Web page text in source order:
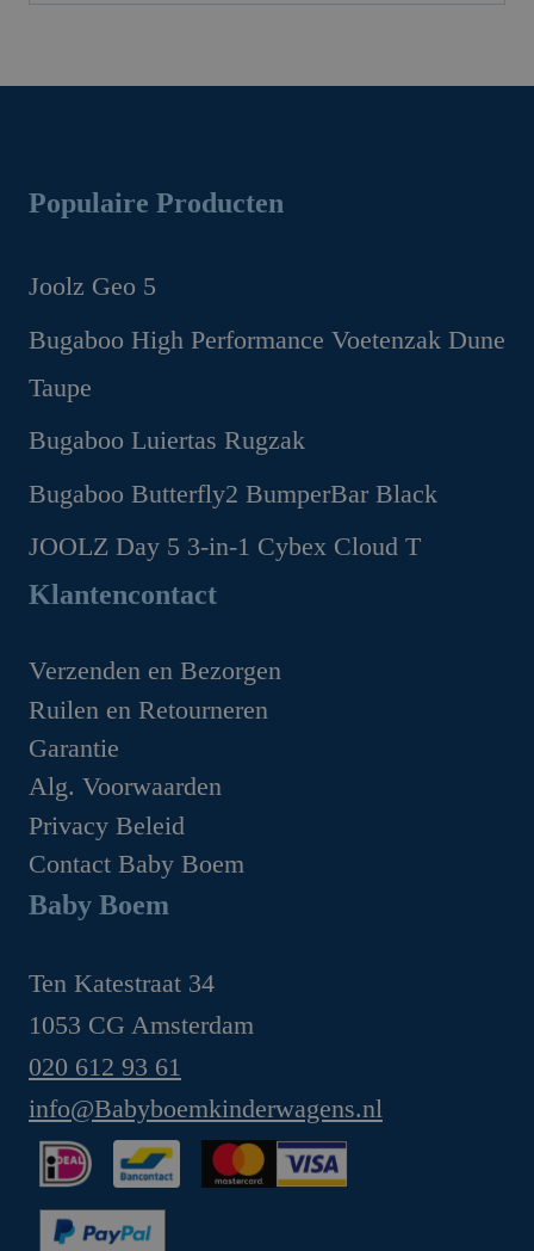
Populaire Producten
Joolz Geo 5
Oorspronkelijke
prijs
was:
€1,299.00.
Huidige
prijs
is:
€1,169.00.
Bugaboo High Performance Voetenzak Dune
Taupe
Oorspronkelijke
prijs
was:
Huidige
prijs
is:
Bugaboo Luiertas Rugzak
Oorspronkelijke
prijs
was:
€159.95.
Huidige
prijs
is:
€99.95.
Bugaboo Butterfly2 BumperBar Black
Oorspronkelijke
was:
Huidige
is:
JOOLZ Day 5 3-in-1 Cybex Cloud T
Oorspronkelijke
€1,629.00.
Huidige
€1,349.00.
Klantencontact
Verzenden en Bezorgen
Ruilen en Retourneren
Garantie
Alg. Voorwaarden
Privacy Beleid
Contact Baby Boem
Baby Boem
Ten Katestraat 34
1053 CG Amsterdam
020 612 93 61
info@Babyboemkinderwagens.nl